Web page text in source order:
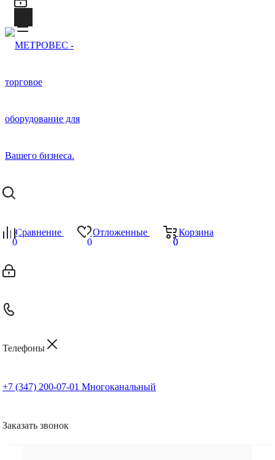
Сравнение
0
Отложенные
0
Корзина
0
0
Телефоны
+7 (347) 200-07-01 Многоканальный
Заказать звонок